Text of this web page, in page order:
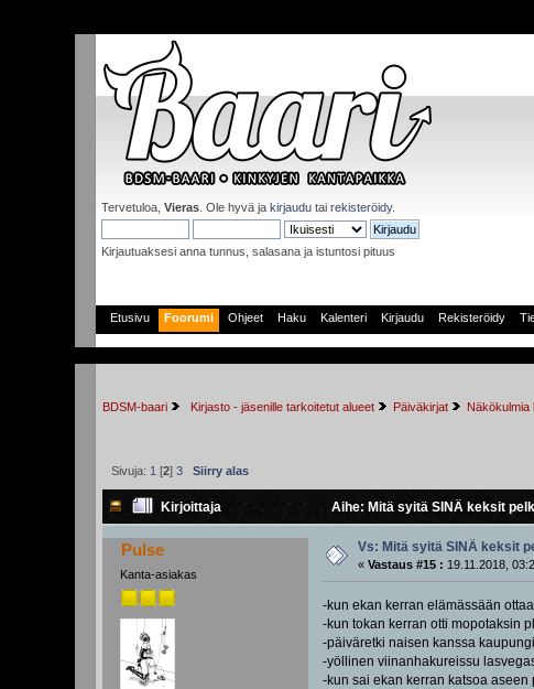
Tervetuloa,Vieras . Ole hyvä jakirjaudu tairekisteröidy.
Kirjautuaksesi anna tunnus, salasana ja istuntosi pituus
Etusivu Foorumi Ohjeet Haku Kalenteri Kirjaudu Rekisteröidy
BDSM-baari Kirjasto - jäsenille tarkoitetut alueet Päiväkirjat Näkökulmia
Sivuja: 1 [2]3 Siirry alas
Kirjoittaja Aihe: Mitä syitä SINÄ keksit
Pulse
Kanta-asiakas
Vs: Mitä syitä SINÄ keksit
«Vastaus #15 : 19.11.2018,
-kun ekan kerran elämässään
-kun tokan kerran otti mopotaksin
-päiväretki naisen kanssa
-yöllinen viinanhakureissu
-kun sai ekan kerran katsoa aseen